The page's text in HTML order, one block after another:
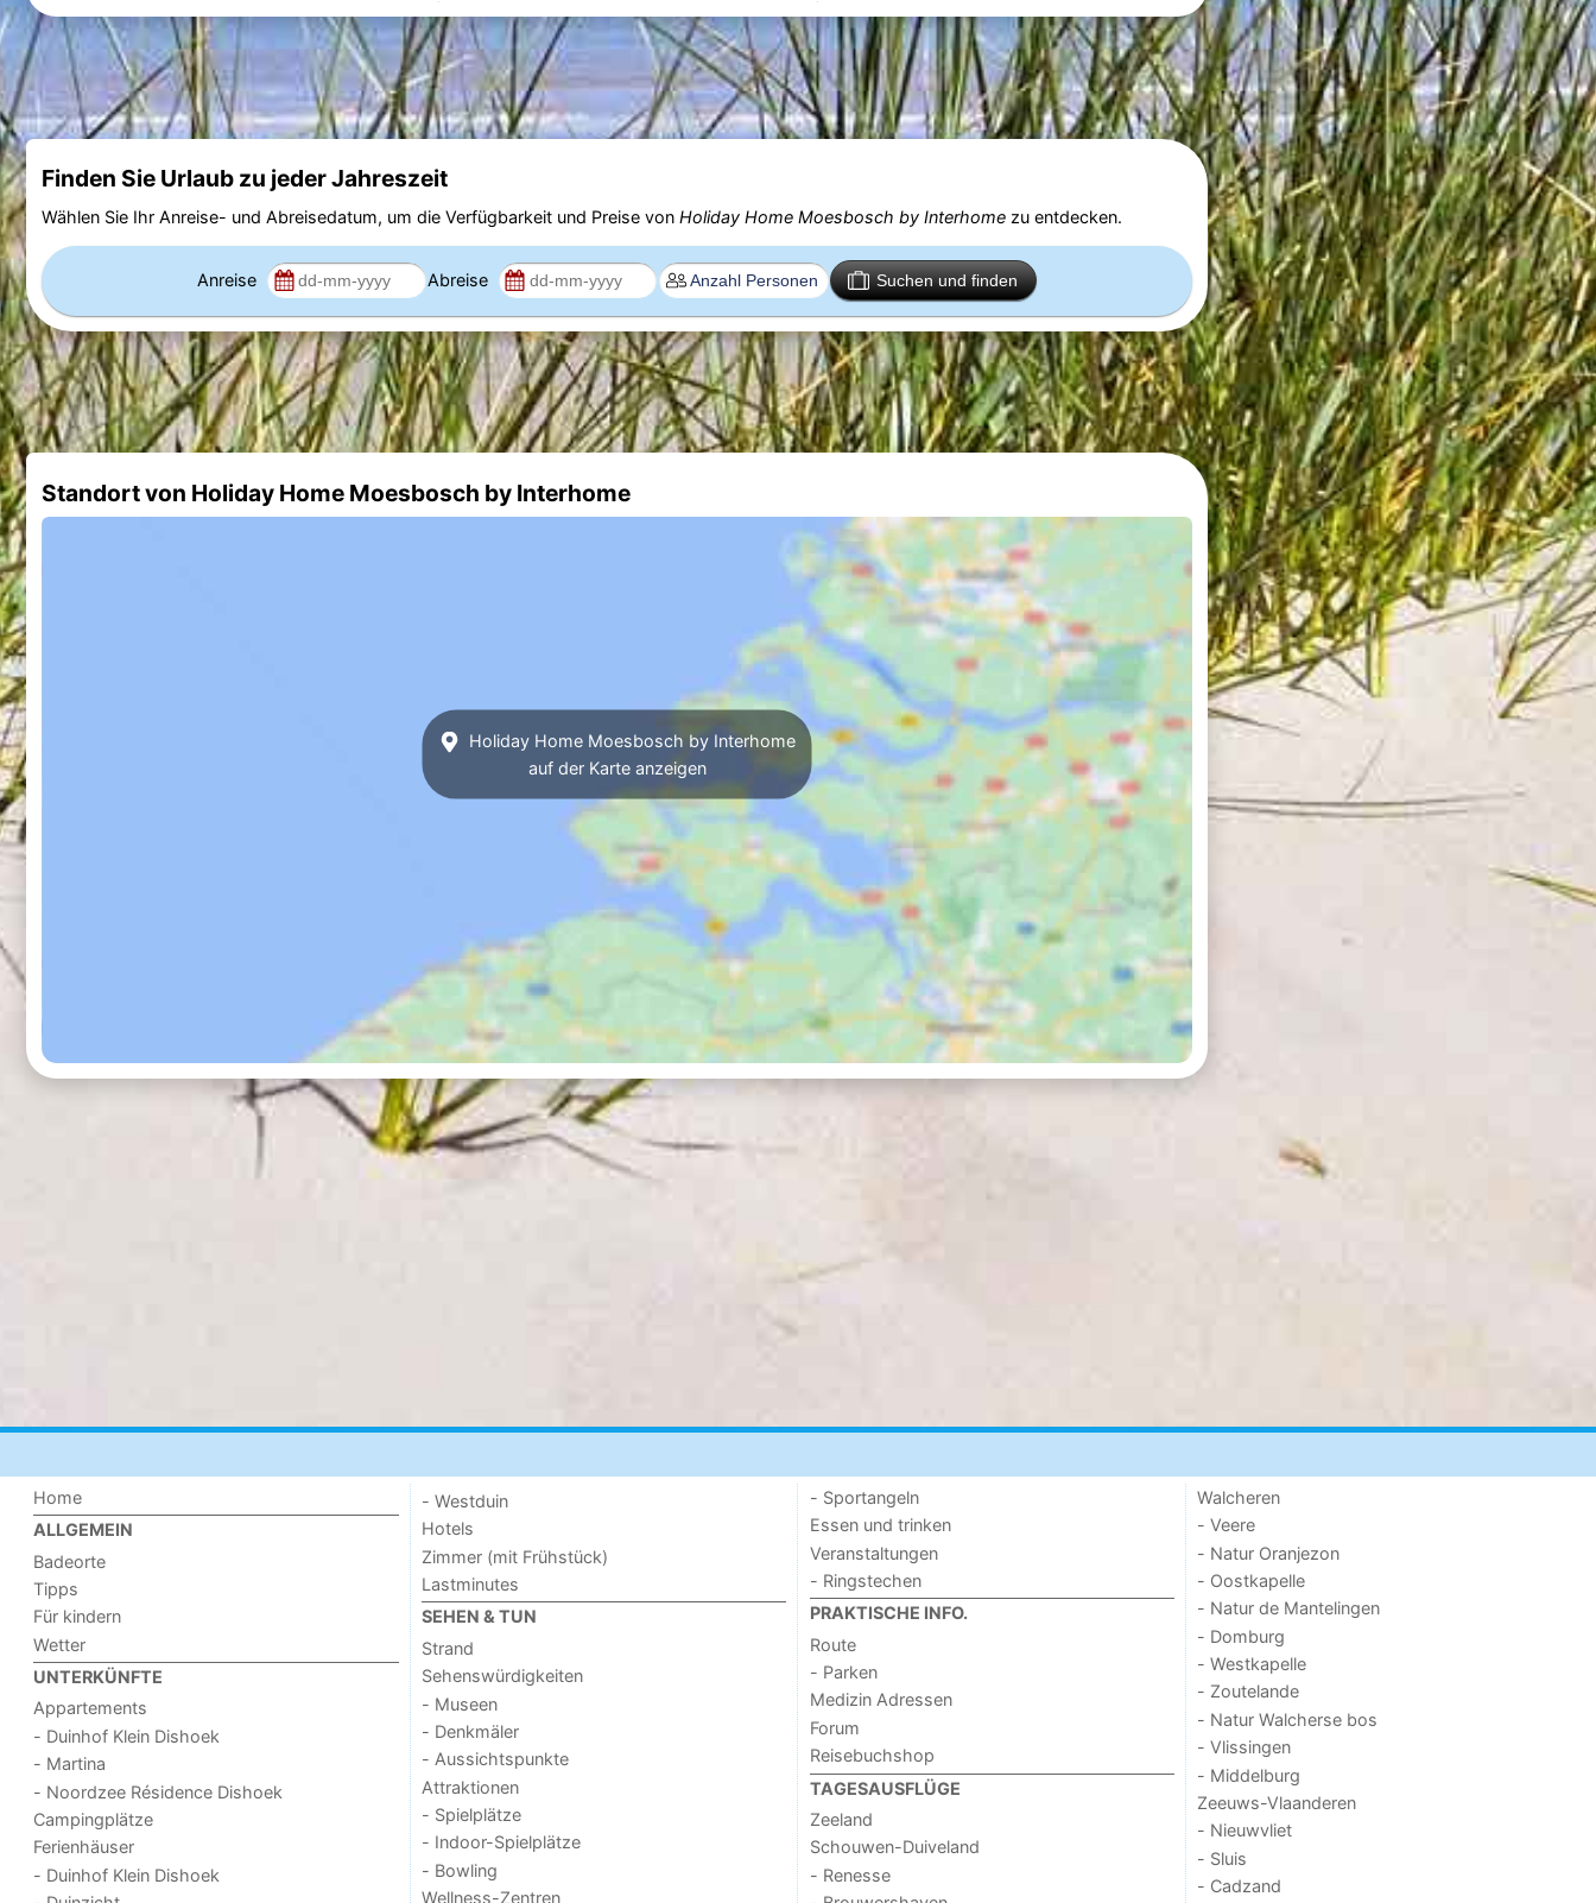
Finden Sie Urlaub zu jeder Jahreszeit
Wählen Sie Ihr Anreise- und Abreisedatum, um die Verfügbarkeit und Preise von Holiday Home Moesbosch by Interhomezu entdecken.
Anreise Abreise Suchen und finden
Standort von Holiday Home Moesbosch by Interhome
Holiday Home Moesbosch by Interhome
auf der Karte anzeigen
Home
ALLGEMEIN
Badeorte
Tipps
Für kindern
Wetter
UNTERKÜNFTE
Appartements
- Duinhof Klein Dishoek
- Martina
- Noordzee Résidence Dishoek
Campingplätze
Ferienhäuser
- Duinhof Klein Dishoek
- Westduin
Hotels
Zimmer (mit Frühstück)
Lastminutes
SEHEN & TUN
Strand
Sehenswürdigkeiten
- Museen
- Denkmäler
- Aussichtspunkte
Attraktionen
- Spielplätze
- Indoor-Spielplätze
- Bowling
Wellness-Zentren
- Sportangeln
Essen und trinken
Veranstaltungen
- Ringstechen
PRAKTISCHE INFO.
Route
- Parken
Medizin Adressen
Forum
Reisebuchshop
TAGESAUSFLÜGE
Zeeland
Schouwen-Duiveland
- Renesse
Walcheren
- Veere
- Natur Oranjezon
- Oostkapelle
- Natur de Mantelingen
- Domburg
- Westkapelle
- Zoutelande
- Natur Walcherse bos
- Vlissingen
- Middelburg
Zeeuws-Vlaanderen
- Nieuwvliet
- Sluis
- Cadzand